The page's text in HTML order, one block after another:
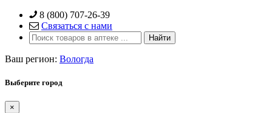
Skip
content
8 (800) 707-26-39
Связаться с нами
Ваш регион: Вологда
Выберите город
×